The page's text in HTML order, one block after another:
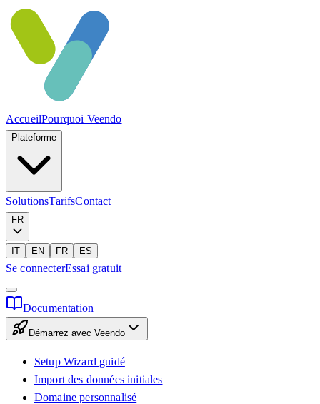
AccueilPourquoi Veendo
Plateforme
SolutionsTarifsContact
FR
IT EN FR ES
Se connecterEssai gratuit
Documentation
Démarrez avec Veendo
Setup Wizard guidé
Import des données initiales
Domaine personnalisé